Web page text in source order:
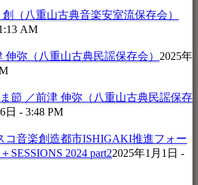
（八重山古典音楽安室流保存会）
AM
伸弥（八重山古典民謡保存会） 2025年
節 ／前津 伸弥（八重山古典民謡保存
日 - 3:48 PM
コ音楽創造都市ISHIGAKI推進フォー
2024 part22025年1月1日 -